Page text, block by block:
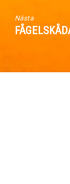
Nästa
Nästa